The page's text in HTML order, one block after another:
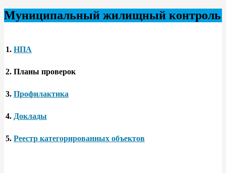
Муниципальный жилищный контроль
1. НПА
2. Планы проверок
3. Профилактика
4. Доклады
5. Реестр категорированных объектов